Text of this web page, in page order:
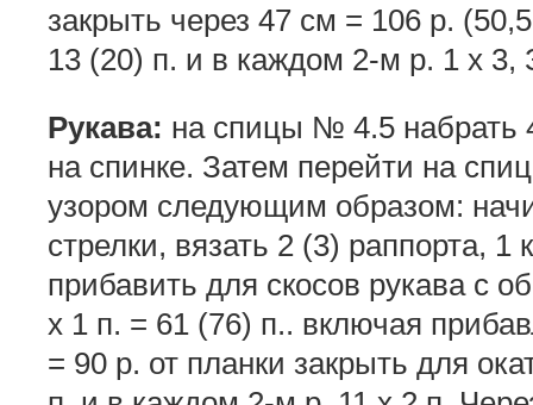
закрыть через 47 см = 106 р.
13 (20) п. и в каждом 2-м р. 1 х 3,
Рукава: на спицы № 4.5 набрать
на спинке. Затем перейти на
узором следующим образом:
стрелки, вязать 2 (3) раппорта,
прибавить для скосов рукава с
х 1 п. = 61 (76) п.. включая
= 90 р. от планки закрыть для